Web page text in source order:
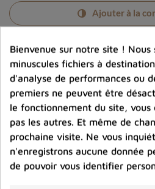
Ajouter à la
help_outline Posez une
Photos contractuelles. Vous
voyez
Bienvenue sur notre site ! Nous
minuscules fichiers à
d'analyse de performances ou
premiers ne peuvent être
le fonctionnement du site,
pas les autres. Et même de
prochaine visite. Ne vous
n'enregistrons aucune donnée
de pouvoir vous identifier